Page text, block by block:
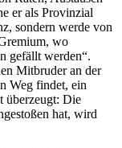
er als Provinzial
sondern werde von
wo
gefällt werden“.
Mitbruder an der
Weg findet, ein
überzeugt: Die
hat, wird